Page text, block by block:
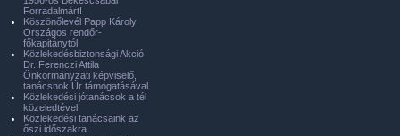
Forradalmárt!
Köszönőlevél Papp Károly
Országos rendőr-
főkapitánytól
Közlekedésbiztonsági Akció
Dr. Ferenczi Attila
Önkormányzati képviselő,
tanácsnok Úr támogatásával
Közlekedési jótanácsok a tél
közeledtével
Közlekedési tanácsaink az
őszi időszakra